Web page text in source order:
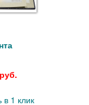
в 1 клик